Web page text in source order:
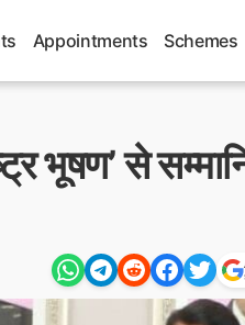
Appointments Schemes
भूषण’ से